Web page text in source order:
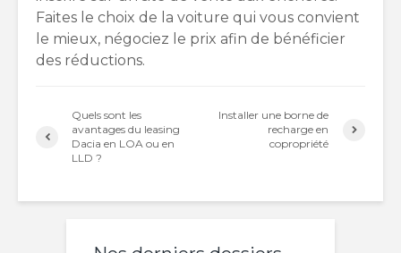
Faites le choix de la voiture qui vous convient
le mieux, négociez le prix afin de bénéficier
des réductions.
Quels sont les
avantages du leasing
Dacia en LOA ou en
LLD ?
Installer une borne de
recharge en
copropriété